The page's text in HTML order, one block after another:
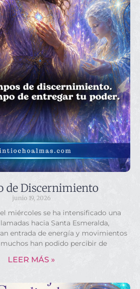
de Discernimiento
junio 19, 2026
miércoles se ha intensificado una
hacia Santa Esmeralda,
entrada de energía y movimientos
han podido percibir de
LEER MÁS »